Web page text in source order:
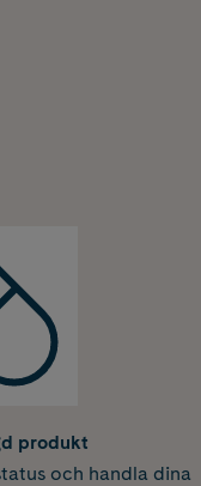
produkt
och handla dina